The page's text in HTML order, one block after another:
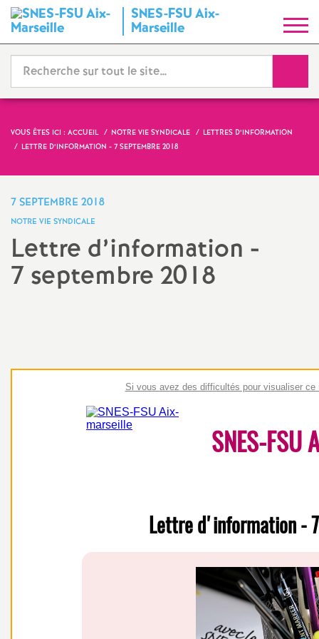
SNES-FSU Aix-
Marseille
y
n
d
i
a
t
i
o
a
l
d
VOUS ÊTES ICI : ACCUEIL NOTRE VIE SYNDICALE
LETTRES D’INFORMATION
LETTRE D’INFORMATION - 7 SEPTEMBRE 2018
7 SEPTEMBRE 2018
NOTRE VIE SYNDICALE
Lettre d’information -
7 septembre 2018